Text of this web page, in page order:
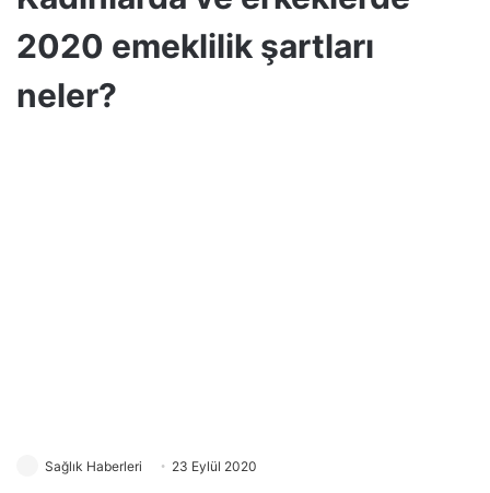
2020 emeklilik şartları
neler?
Sağlık Haberleri 23 Eylül 2020